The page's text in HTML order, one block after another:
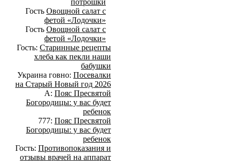
Гость Овощной салат с
фетой «Лодочки»
Гость Овощной салат с
фетой «Лодочки»
Гость: Старинные рецепты
хлеба как пекли наши
бабушки
Украина говно: Посевалки
на Старый Новый год 2026
А: Пояс Пресвятой
Богородицы: у вас будет
ребенок
777: Пояс Пресвятой
Богородицы: у вас будет
ребенок
Гость: Противопоказания и
отзывы врачей на аппарат